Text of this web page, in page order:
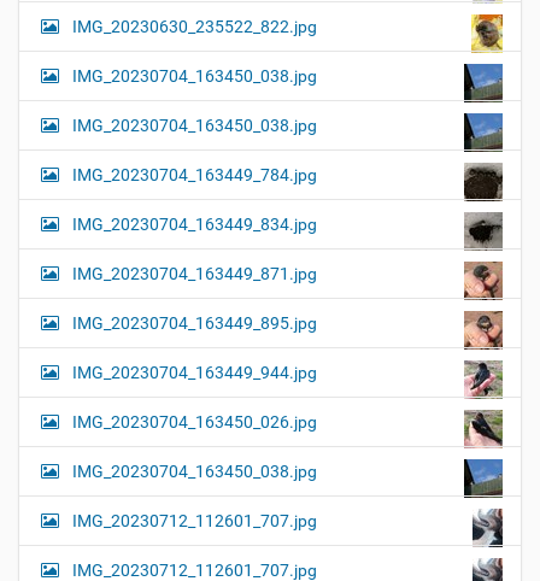
IMG_20230630_235522_822.jpg
IMG_20230704_163450_038.jpg
IMG_20230704_163450_038.jpg
IMG_20230704_163449_784.jpg
IMG_20230704_163449_834.jpg
IMG_20230704_163449_871.jpg
IMG_20230704_163449_895.jpg
IMG_20230704_163449_944.jpg
IMG_20230704_163450_026.jpg
IMG_20230704_163450_038.jpg
IMG_20230712_112601_707.jpg
IMG_20230712_112601_707.jpg